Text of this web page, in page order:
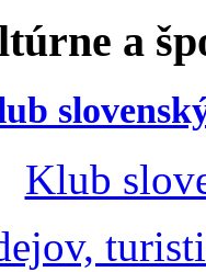
a
Klub